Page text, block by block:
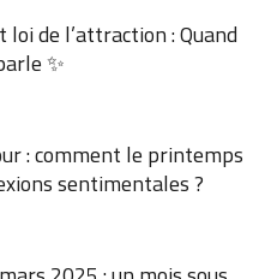
de l’attraction : Quand
✨
: comment le printemps
sentimentales ?